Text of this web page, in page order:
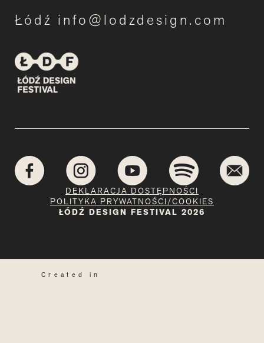
Łódź info@lodzdesign.com
ŁÓDŹ DESIGN FESTIVAL 2026
POLITYKA PRYWATNOŚCI/COOKIES
DEKLARACJA DOSTĘPNOŚCI
Created in